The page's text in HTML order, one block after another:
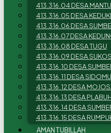
413.316.04 DESA
413.316.05 DESA
413.316.06 DESA
413.316.07 DESA
413.316.08 DESA TUGU
413.316.09 DESA
413.316.10 DESA
413.316.11 DESA
413.316.12 DESA
413.316.13 DESA
413.316.14 DESA
413.316.15 DESA
AMANTUBILLAH